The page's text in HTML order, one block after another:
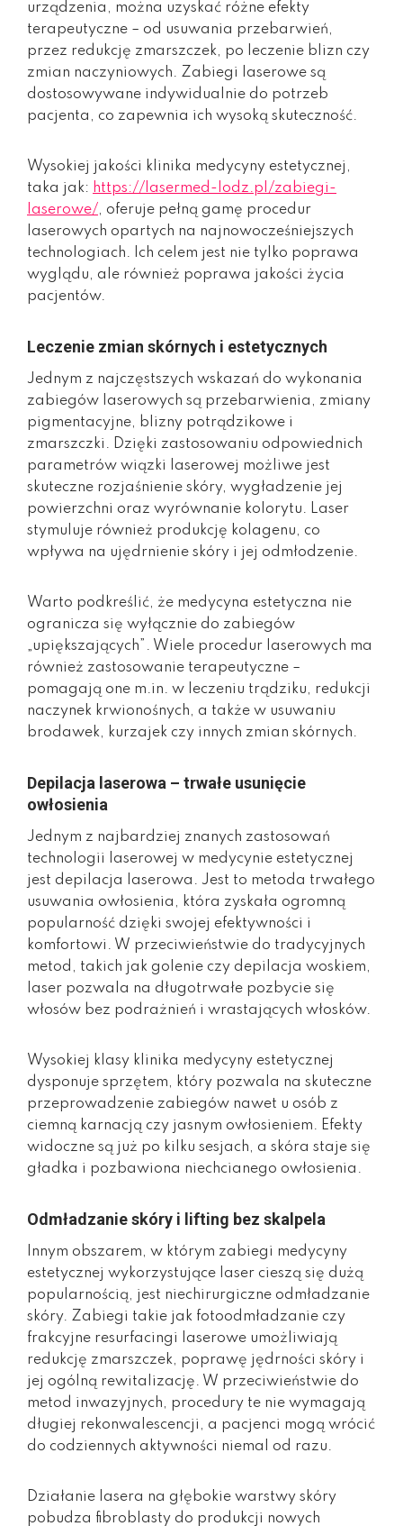
urządzenia, można uzyskać różne efekty
terapeutyczne – od usuwania przebarwień,
przez redukcję zmarszczek, po leczenie blizn czy
zmian naczyniowych. Zabiegi laserowe są
dostosowywane indywidualnie do potrzeb
pacjenta, co zapewnia ich wysoką skuteczność.
Wysokiej jakości klinika medycyny estetycznej,
taka jak: https://lasermed-lodz.pl/zabiegi-
laserowe/, oferuje pełną gamę procedur
laserowych opartych na najnowocześniejszych
technologiach. Ich celem jest nie tylko poprawa
wyglądu, ale również poprawa jakości życia
pacjentów.
Leczenie zmian skórnych i estetycznych
Jednym z najczęstszych wskazań do wykonania
zabiegów laserowych są przebarwienia, zmiany
pigmentacyjne, blizny potrądzikowe i
zmarszczki. Dzięki zastosowaniu odpowiednich
parametrów wiązki laserowej możliwe jest
skuteczne rozjaśnienie skóry, wygładzenie jej
powierzchni oraz wyrównanie kolorytu. Laser
stymuluje również produkcję kolagenu, co
wpływa na ujędrnienie skóry i jej odmłodzenie.
Warto podkreślić, że medycyna estetyczna nie
ogranicza się wyłącznie do zabiegów
„upiększających”. Wiele procedur laserowych ma
również zastosowanie terapeutyczne –
pomagają one m.in. w leczeniu trądziku, redukcji
naczynek krwionośnych, a także w usuwaniu
brodawek, kurzajek czy innych zmian skórnych.
Depilacja laserowa – trwałe usunięcie
owłosienia
Jednym z najbardziej znanych zastosowań
technologii laserowej w medycynie estetycznej
jest depilacja laserowa. Jest to metoda trwałego
usuwania owłosienia, która zyskała ogromną
popularność dzięki swojej efektywności i
komfortowi. W przeciwieństwie do tradycyjnych
metod, takich jak golenie czy depilacja woskiem,
laser pozwala na długotrwałe pozbycie się
włosów bez podrażnień i wrastających włosków.
Wysokiej klasy klinika medycyny estetycznej
dysponuje sprzętem, który pozwala na skuteczne
przeprowadzenie zabiegów nawet u osób z
ciemną karnacją czy jasnym owłosieniem. Efekty
widoczne są już po kilku sesjach, a skóra staje się
gładka i pozbawiona niechcianego owłosienia.
Odmładzanie skóry i lifting bez skalpela
Innym obszarem, w którym zabiegi medycyny
estetycznej wykorzystujące laser cieszą się dużą
popularnością, jest niechirurgiczne odmładzanie
skóry. Zabiegi takie jak fotoodmładzanie czy
frakcyjne resurfacingi laserowe umożliwiają
redukcję zmarszczek, poprawę jędrności skóry i
jej ogólną rewitalizację. W przeciwieństwie do
metod inwazyjnych, procedury te nie wymagają
długiej rekonwalescencji, a pacjenci mogą wrócić
do codziennych aktywności niemal od razu.
Działanie lasera na głębokie warstwy skóry
pobudza fibroblasty do produkcji nowych